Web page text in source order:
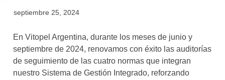
septiembre 25, 2024
En Vitopel Argentina, durante los meses de junio y
septiembre de 2024, renovamos con éxito las auditorías
de seguimiento de las cuatro normas que integran
nuestro Sistema de Gestión Integrado, reforzando